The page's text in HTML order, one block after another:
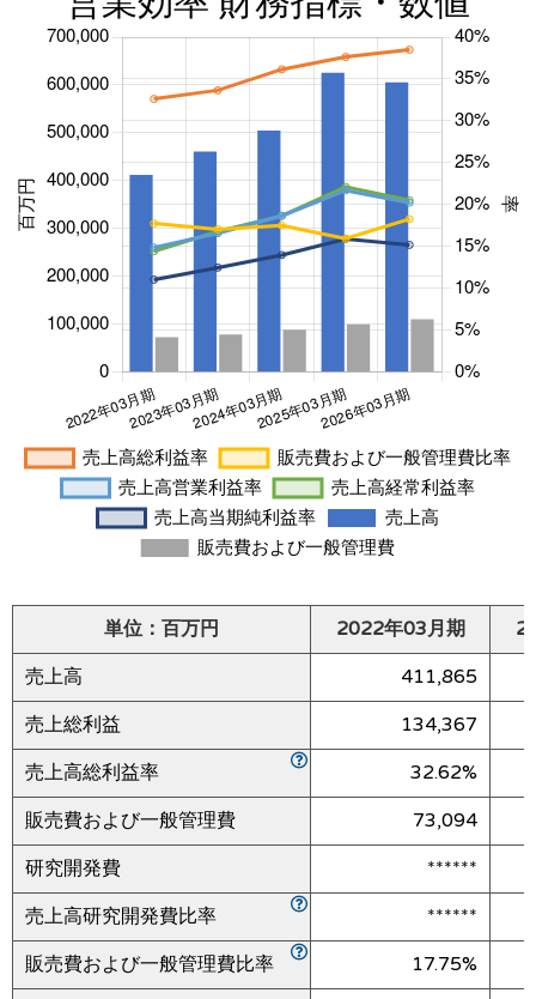
単位：百万円 2022年03月期
売上高
411,865
売上総利益
134,367
売上高総利益率
32.62%
販売費および一般管理費
73,094
研究開発費
******
売上高研究開発費比率
******
販売費および一般管理費比率
17.75%